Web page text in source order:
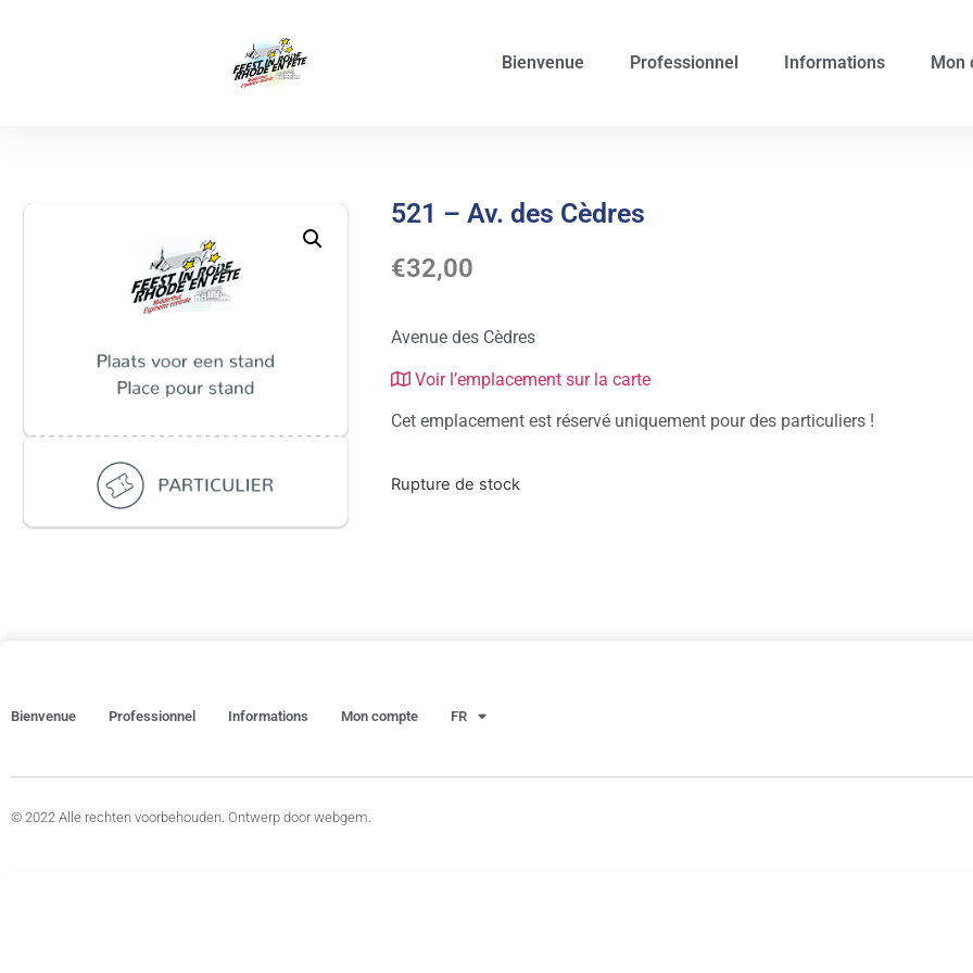
Bienvenue Professionnel Informations Mon
521 – Av. des Cèdres
€32,00
Avenue des Cèdres
Voir l’emplacement sur la carte
Cet emplacement est réservé uniquement pour des particuliers !
Rupture de stock
Bienvenue Professionnel Informations Mon compte FR
© 2022 Alle rechten voorbehouden. Ontwerp door webgem.